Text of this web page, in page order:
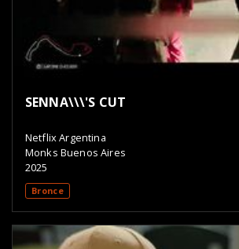
SENNA\\\'S CUT
Netflix Argentina
Monks Buenos Aires
2025
Bronce